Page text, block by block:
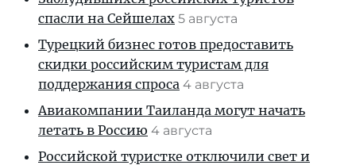
спасли на Сейшелах 5 августа
Турецкий бизнес готов предоставить
скидки российским туристам для
поддержания спроса 4 августа
Авиакомпании Таиланда могут начать
летать в Россию 4 августа
Российской туристке отключили свет и